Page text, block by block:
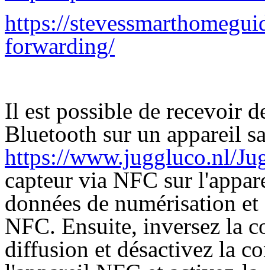
https://
forwarding/
Il est possible de recevoir
Bluetooth sur un appareil
https://www.juggluco.nl/
capteur via NFC sur
données de numérisation
NFC. Ensuite, inversez la
diffusion et désactivez la